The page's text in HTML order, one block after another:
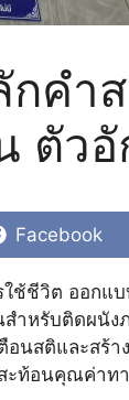
คำ
ตัว
Share
Facebook
ช้ชีวิต ออกแ
หรับติดผนังภ
นสติและสร้า
ะท้อนคุณค่าท